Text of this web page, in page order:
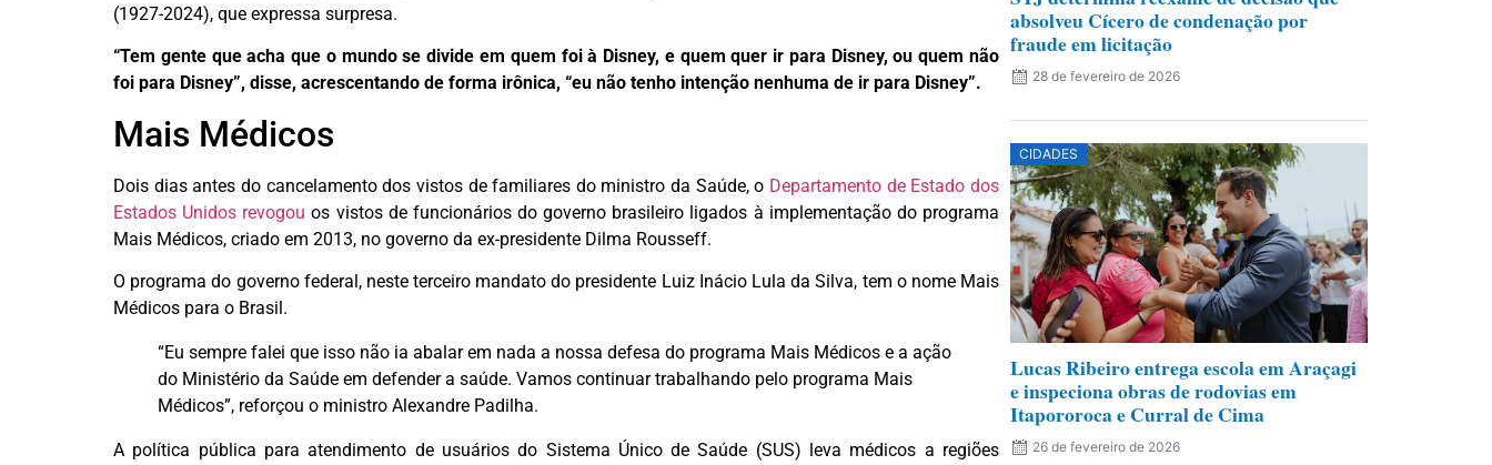
(1927-2024), que expressa surpresa.
“Tem gente que acha que o mundo se divide em quem foi à Disney, e quem quer ir para Disney, ou quem não
foi para Disney”, disse, acrescentando de forma irônica, “eu não tenho intenção nenhuma de ir para Disney”.
Mais Médicos
Dois dias antes do cancelamento dos vistos de familiares do ministro da Saúde, o Departamento de Estado dos
Estados Unidos revogou os vistos de funcionários do governo brasileiro ligados à implementação do programa
Mais Médicos, criado em 2013, no governo da ex-presidente Dilma Rousseff.
O programa do governo federal, neste terceiro mandato do presidente Luiz Inácio Lula da Silva, tem o nome Mais
Médicos para o Brasil.
“Eu sempre falei que isso não ia abalar em nada a nossa defesa do programa Mais Médicos e a ação
do Ministério da Saúde em defender a saúde. Vamos continuar trabalhando pelo programa Mais
Médicos”, reforçou o ministro Alexandre Padilha.
A política pública para atendimento de usuários do Sistema Único de Saúde (SUS) leva médicos a regiões
absolveu Cícero de condenação por
fraude em licitação
28 de fevereiro de 2026
CIDADES
Lucas Ribeiro entrega escola em Araçagi
e inspeciona obras de rodovias em
Itapororoca e Curral de Cima
26 de fevereiro de 2026